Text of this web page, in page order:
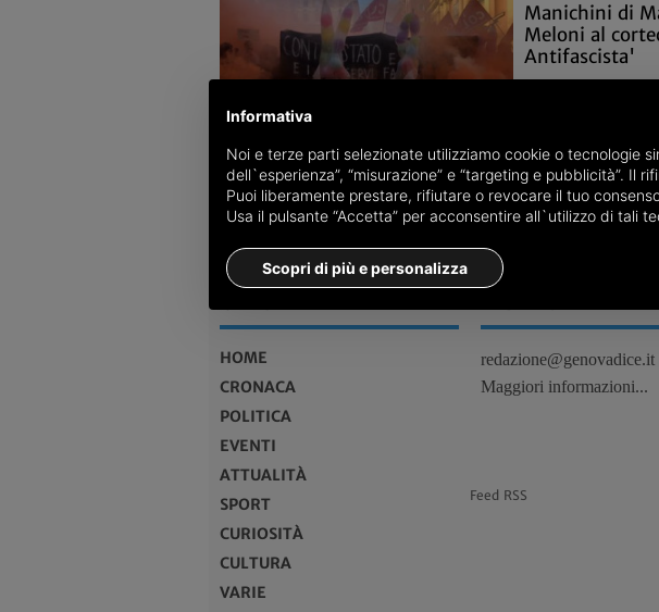
Manichini di
Meloni al
Antifascista'
01/07
HOME
CRONACA
POLITICA
EVENTI
ATTUALITÀ
SPORT
CURIOSITÀ
CULTURA
VARIE
redazione@genovadice.it
Maggiori informazioni...
Feed RSS
Informativa
Noi e terze parti selezionate utilizziamo cookie o tecnologie
dell`esperienza”, “misurazione” e “targeting e pubblicità”. Il
Puoi liberamente prestare, rifiutare o revocare il tuo
Usa il pulsante “Accetta” per acconsentire all`utilizzo di tali
Scopri di più e personalizza